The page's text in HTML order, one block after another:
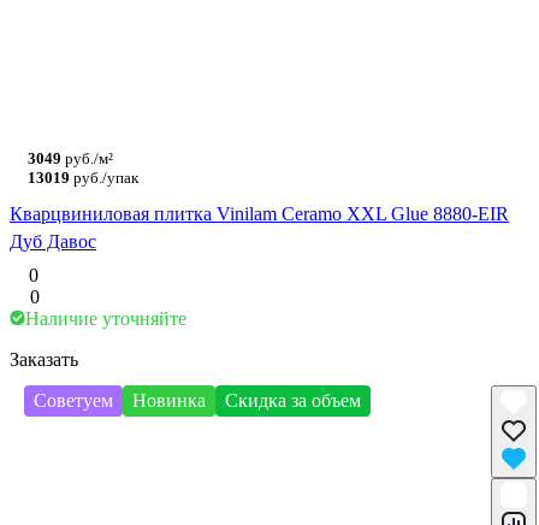
3049 руб./м²
13019 руб./упак
Кварцвиниловая плитка Vinilam Ceramo XXL Glue 8880-EIR
Дуб Давос
0
0
Наличие уточняйте
Заказать
Советуем
Новинка Скидка за объем